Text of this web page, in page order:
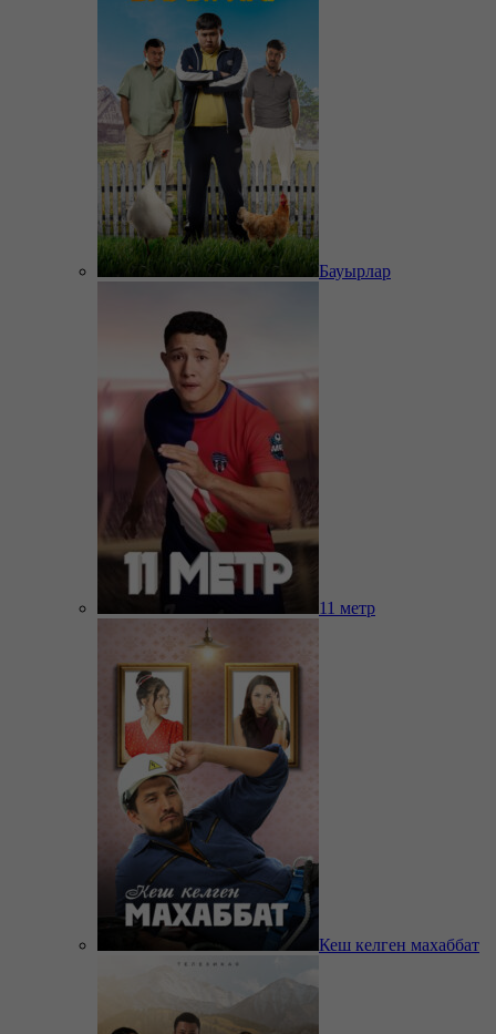
Бауырлар
11 метр
Кеш келген махаббат